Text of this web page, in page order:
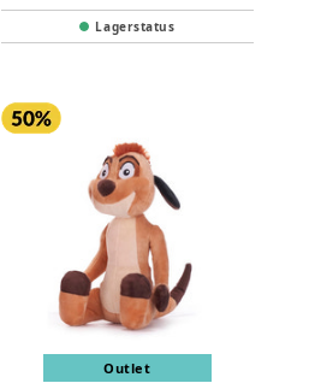
Lagerstatus
Outlet